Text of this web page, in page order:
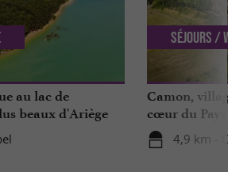
au lac de
beaux d'Ariège
Camon,
cœur du
4,9 km -
Séjours /